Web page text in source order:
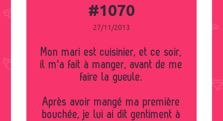
#1070
27/11/2013
Mon mari est cuisinier, et ce soir,
il m'a fait à manger, avant de me
faire la gueule.
Après avoir mangé ma première
bouchée, je lui ai dit gentiment à